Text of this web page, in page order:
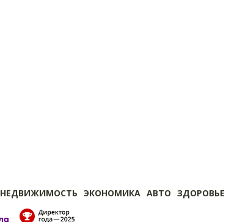
НЕДВИЖИМОСТЬ ЭКОНОМИКА АВТО ЗДОРОВЬЕ